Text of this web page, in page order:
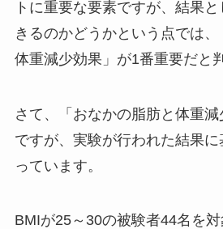
トに重要な要素ですが、結果
きるのかどうかという点では
体重減少効果」が1番重要だと
さて、「おなかの脂肪と体重
ですが、実験が行われた結果
っています。
BMIが25～30の被験者44名を